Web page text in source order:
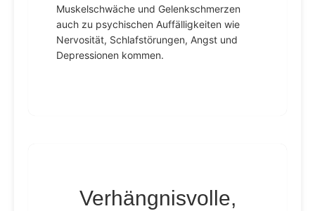
Muskelschwäche und Gelenkschmerzen
auch zu psychischen Auffälligkeiten wie
Nervosität, Schlafstörungen, Angst und
Depressionen kommen.
Verhängnisvolle,